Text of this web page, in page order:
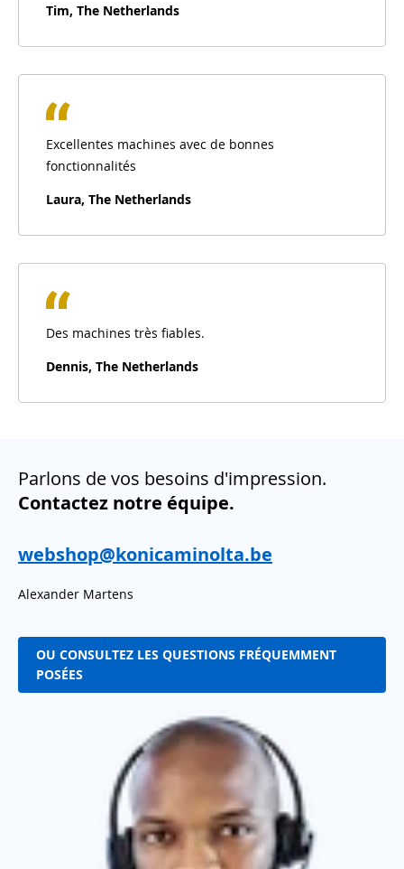
Tim, The Netherlands
Excellentes machines avec de bonnes
fonctionnalités
Laura, The Netherlands
Des machines très fiables.
Dennis, The Netherlands
Parlons de vos besoins d'impression.
Contactez notre équipe.
webshop@konicaminolta.be
Alexander Martens
OU CONSULTEZ LES QUESTIONS FRÉQUEMMENT
POSÉES